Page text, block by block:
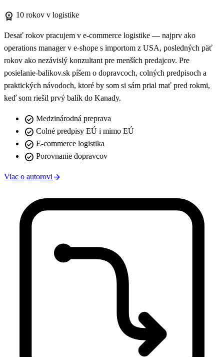
workspace_premium 10 rokov v logistike
Desať rokov pracujem v e-commerce logistike — najprv ako
operations manager v e-shope s importom z USA, posledných päť
rokov ako nezávislý konzultant pre menších predajcov. Pre
posielanie-balikov.sk píšem o dopravcoch, colných predpisoch a
praktických návodoch, ktoré by som si sám prial mať pred rokmi,
keď som riešil prvý balík do Kanady.
check_circle Medzinárodná preprava
check_circle Colné predpisy EÚ i mimo EÚ
check_circle E-commerce logistika
check_circle Porovnanie dopravcov
Viac o autorovi arrow_forward